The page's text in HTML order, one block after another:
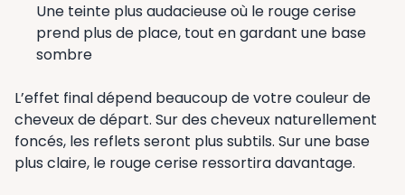
Une teinte plus audacieuse où le rouge cerise
prend plus de place, tout en gardant une base
sombre
L’effet final dépend beaucoup de votre couleur de
cheveux de départ. Sur des cheveux naturellement
foncés, les reflets seront plus subtils. Sur une base
plus claire, le rouge cerise ressortira davantage.